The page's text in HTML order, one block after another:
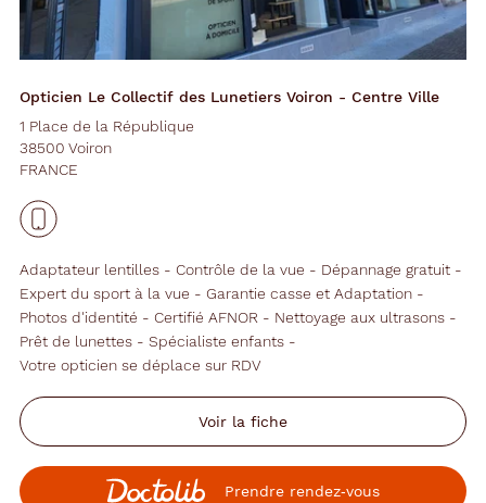
Opticien Le Collectif des Lunetiers Voiron - Centre Ville
1 Place de la République
38500 Voiron
FRANCE
Adaptateur lentilles Contrôle de la vue
Dépannage gratuit
Expert du sport à la vue
Garantie casse et Adaptation
Photos d'identité
Certifié AFNOR
Nettoyage aux ultrasons
Prêt de lunettes
Spécialiste enfants
Votre opticien se déplace sur RDV
Voir la fiche
Prendre rendez‑vous